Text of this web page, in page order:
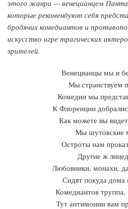
этого жанра — венецианцем
которые рекомендуют себя
бродячих комедиантов и
искусство игре трагических
зрителей.
Венецианцы мы и
Мы странствуем
Комедии мы
К Флоренции
Как можете вы
Мы шутовские
Остроты нам
Другие ж
Любовники, монахи,
Сидят покуда дома
Комедиантов труппа,
Тут антимонии вам